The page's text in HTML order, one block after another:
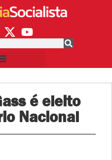
é eleito
Nacional